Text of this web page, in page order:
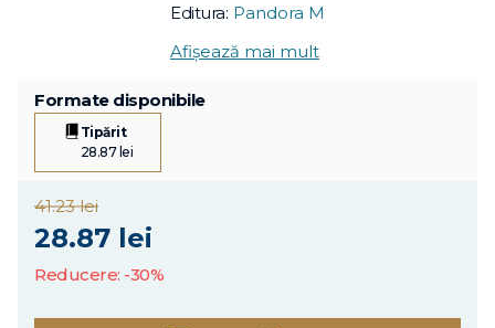
Editura: Pandora M
Afișează mai mult
Formate disponibile
Tipărit
28.87 lei
41.23 lei
28.87 lei
Reducere: -30%